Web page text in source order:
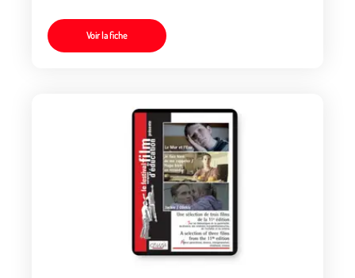
Voir la fiche